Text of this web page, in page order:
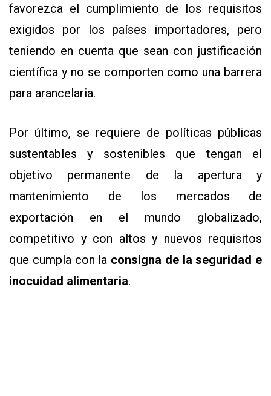
favorezca el cumplimiento de los requisitos
exigidos por los países importadores, pero
teniendo en cuenta que sean con justificación
científica y no se comporten como una barrera
para arancelaria.
Por último, se requiere de políticas públicas
sustentables y sostenibles que tengan el
objetivo permanente de la apertura y
mantenimiento de los mercados de
exportación en el mundo globalizado,
competitivo y con altos y nuevos requisitos
que cumpla con la consigna de la seguridad e
inocuidad alimentaria.